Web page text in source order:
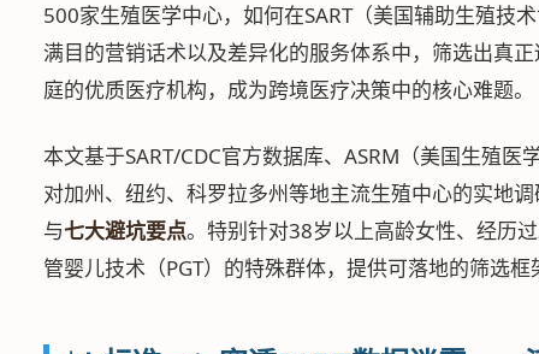
500家生殖医学中心，如何在SART（美国辅助生殖技
满目的营销话术以及差异化的服务体系中，筛选出真
庭的优质医疗机构，成为跨境医疗决策中的核心难题。
本文基于SART/CDC官方数据库、ASRM（美国生殖医
对加州、纽约、科罗拉多州等地主流生殖中心的实地
与七大避坑要点。特别针对38岁以上高龄女性、经历
管婴儿技术（PGT）的特殊群体，提供可落地的筛选框